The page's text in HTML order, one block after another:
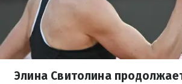
Элина Свитолина